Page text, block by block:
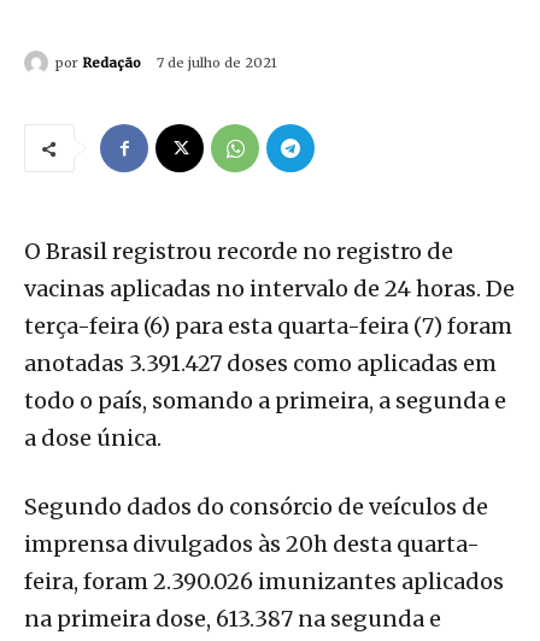
por Redação 7 de julho de 2021
O Brasil registrou recorde no registro de
vacinas aplicadas no intervalo de 24 horas. De
terça-feira (6) para esta quarta-feira (7) foram
anotadas 3.391.427 doses como aplicadas em
todo o país, somando a primeira, a segunda e
a dose única.
Segundo dados do consórcio de veículos de
imprensa divulgados às 20h desta quarta-
feira, foram 2.390.026 imunizantes aplicados
na primeira dose, 613.387 na segunda e